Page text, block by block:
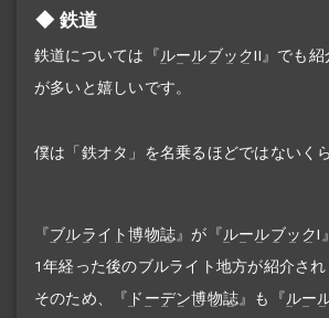
鉄道
鉄道については『ルールブックII』でも
が多いと嬉しいです。
僕は「鉄オタ」を名乗るほどではないく
『ブルライト博物誌』が『ルールブックI
1年経った後のブルライト地方が紹介され
そのため、『 ドーデン博物誌』も『ルー